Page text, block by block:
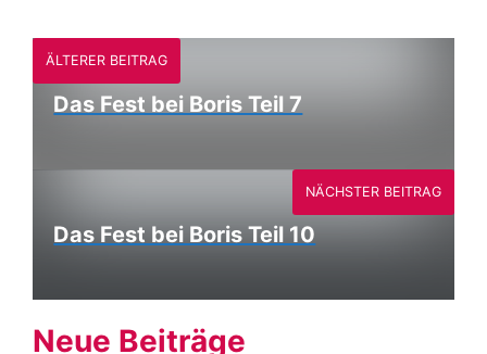
ÄLTERER BEITRAG
Das Fest bei Boris Teil 7
Das Fest bei Boris Teil 10
NÄCHSTER BEITRAG
Neue Beiträge